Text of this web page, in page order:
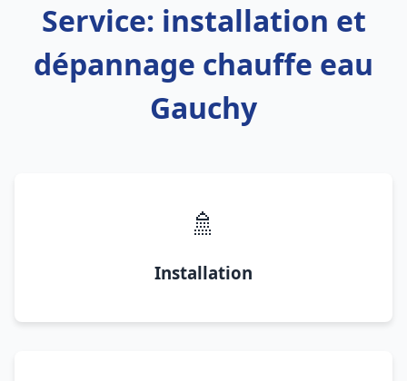
Service: installation et
dépannage chauffe eau
Gauchy
🚿
Installation